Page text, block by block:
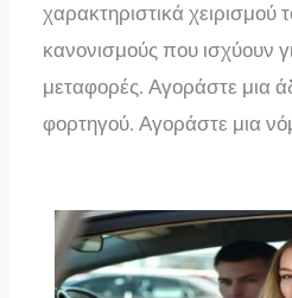
χαρακτηριστικά χειρισμού
κανονισμούς που ισχύουν
μεταφορές. Αγοράστε μια
φορτηγού. Αγοράστε μια